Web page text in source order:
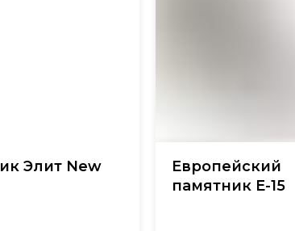
Элит New
Европейский
памятник E-15